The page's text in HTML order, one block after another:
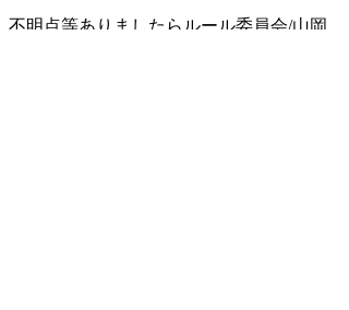
不明点等ありましたらルール委員会/山岡